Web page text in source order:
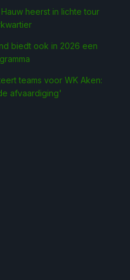
heerst in lichte tour
biedt ook in 2026 een
teams voor WK Aken:
afvaardiging'